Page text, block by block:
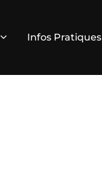
Infos Pratiques